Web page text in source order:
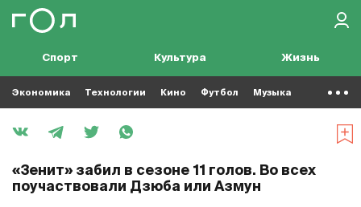
Спорт Культура Жизнь
Экономика Технологии Кино Футбол Музыка
«Зенит» забил в сезоне 11 голов. Во всех
поучаствовали Дзюба или Азмун